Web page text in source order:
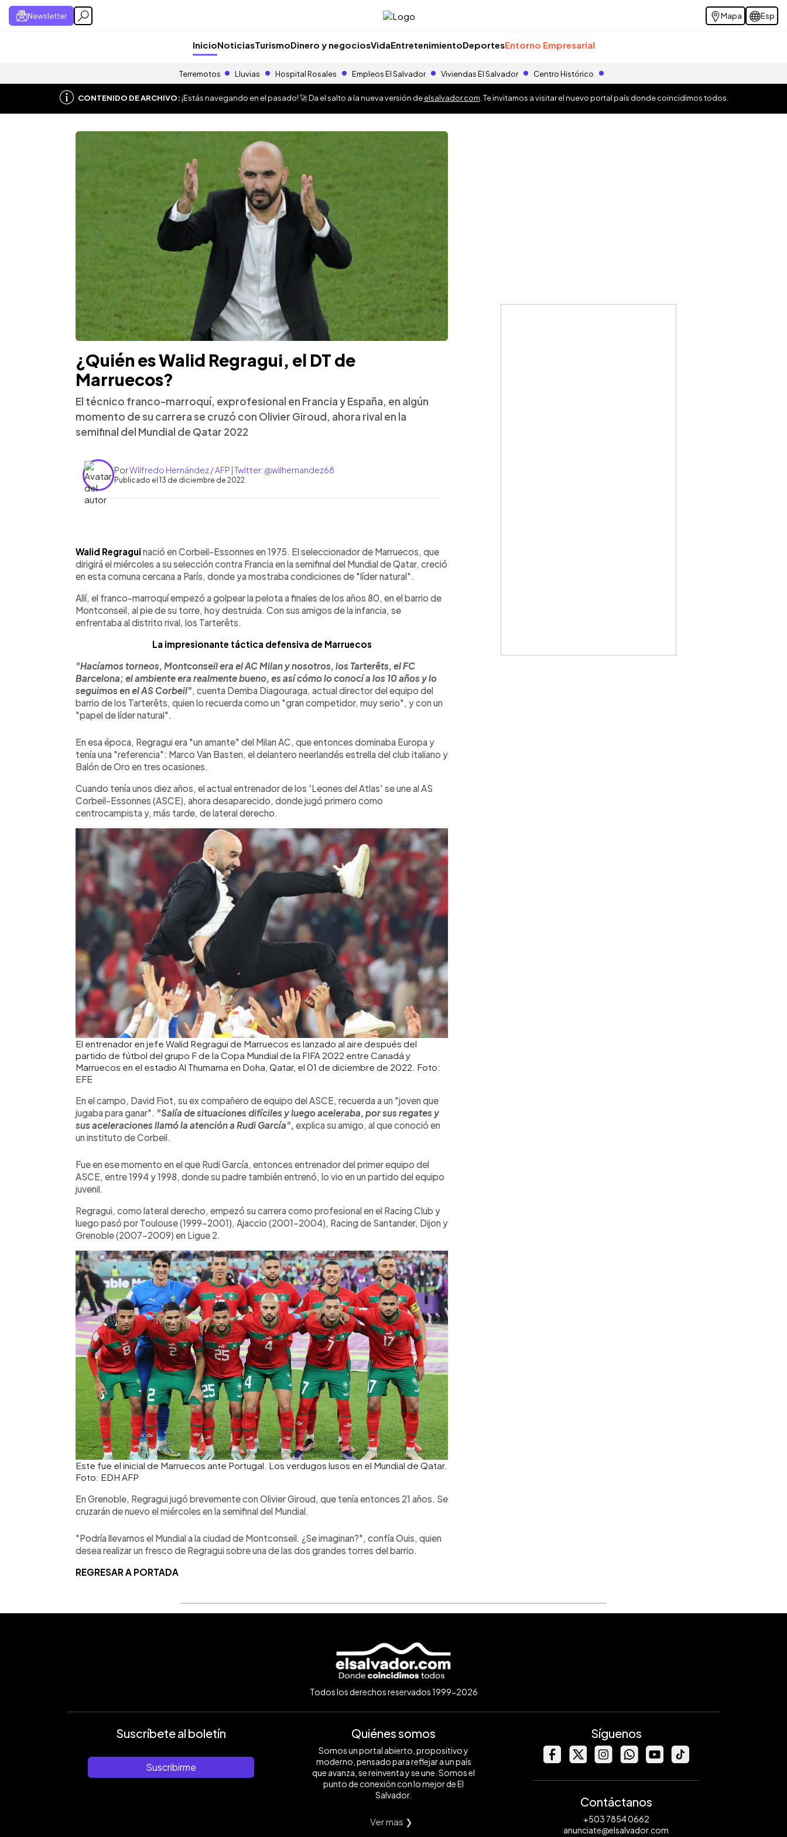
Newsletter Mapa Esp
InicioNoticiasTurismoDinero y negociosVidaEntretenimientoDeportesEntorno Empresarial
Terremotos Lluvias Hospital Rosales Empleos El Salvador Viviendas El Salvador Centro Histórico
CONTENIDO DE ARCHIVO:¡Estás navegando en el pasado! 🚀 Da el salto a la nueva versión deelsalvador.com . Te invitamos a visitar el nuevo portal país donde coincidimos todos.
¿Quién es Walid Regragui, el DT de
Marruecos?
El técnico franco-marroquí, exprofesional en Francia y España, en algún
momento de su carrera se cruzó con Olivier Giroud, ahora rival en la
semifinal del Mundial de Qatar 2022
PorWilfredo Hernández / AFP | Twitter: @wilhernandez68
Publicado el 13 de diciembre de 2022
Escuchar artículo
Walid Regragui nació en Corbeil-Essonnes en 1975. El seleccionador de Marruecos, que
dirigirá el miércoles a su selección contra Francia en la semifinal del Mundial de Qatar, creció
en esta comuna cercana a París, donde ya mostraba condiciones de "líder natural".
Allí, el franco-marroquí empezó a golpear la pelota a finales de los años 80, en el barrio de
Montconseil, al pie de su torre, hoy destruida. Con sus amigos de la infancia, se
enfrentaba al distrito rival, los Tarterêts.
La impresionante táctica defensiva de Marruecos
"Hacíamos torneos, Montconseil era el AC Milan y nosotros, los Tarterêts, el FC
Barcelona; el ambiente era realmente bueno, es así cómo lo conocí a los 10 años y lo
seguimos en el AS Corbeil" , cuenta Demba Diagouraga, actual director del equipo del
barrio de los Tarterêts, quien lo recuerda como un "gran competidor, muy serio", y con un
"papel de líder natural".
En esa época, Regragui era "un amante" del Milan AC, que entonces dominaba Europa y
tenía una "referencia": Marco Van Basten, el delantero neerlandés estrella del club italiano y
Balón de Oro en tres ocasiones.
Cuando tenía unos diez años, el actual entrenador de los 'Leones del Atlas' se une al AS
Corbeil-Essonnes (ASCE), ahora desaparecido, donde jugó primero como
centrocampista y, más tarde, de lateral derecho.
El entrenador en jefe Walid Regragui de Marruecos es lanzado al aire después del
partido de fútbol del grupo F de la Copa Mundial de la FIFA 2022 entre Canadá y
Marruecos en el estadio Al Thumama en Doha, Qatar, el 01 de diciembre de 2022. Foto:
EFE
En el campo, David Fiot, su ex compañero de equipo del ASCE, recuerda a un "joven que
jugaba para ganar". "Salía de situaciones difíciles y luego aceleraba, por sus regates y
sus aceleraciones llamó la atención a Rudi García", explica su amigo, al que conoció en
un instituto de Corbeil.
Fue en ese momento en el que Rudi García, entonces entrenador del primer equipo del
ASCE, entre 1994 y 1998, donde su padre también entrenó, lo vio en un partido del equipo
juvenil.
Regragui, como lateral derecho, empezó su carrera como profesional en el Racing Club y
luego pasó por Toulouse (1999-2001), Ajaccio (2001-2004), Racing de Santander, Dijon y
Grenoble (2007-2009) en Ligue 2.
Este fue el inicial de Marruecos ante Portugal. Los verdugos lusos en el Mundial de Qatar.
Foto: EDH AFP
En Grenoble, Regragui jugó brevemente con Olivier Giroud, que tenía entonces 21 años. Se
cruzarán de nuevo el miércoles en la semifinal del Mundial.
"Podría llevarnos el Mundial a la ciudad de Montconseil. ¿Se imaginan?", confía Ouis, quien
desea realizar un fresco de Regragui sobre una de las dos grandes torres del barrio.
REGRESAR A PORTADA
Todos los derechos reservados 1999-2026
Suscríbete al boletín
Suscribirme
Quiénes somos
Somos un portal abierto, propositivo y
moderno, pensado para reflejar a un país
que avanza, se reinventa y se une. Somos el
punto de conexión con lo mejor de El
Salvador.
Ver mas ❯
Síguenos
Contáctanos
+503 7854 0662
anunciate@elsalvador.com